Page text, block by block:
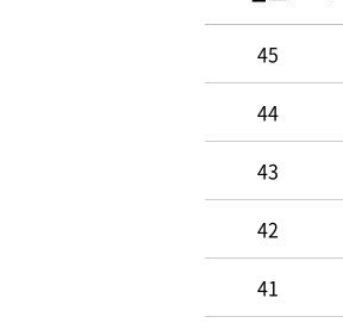
45
44
43
42
41